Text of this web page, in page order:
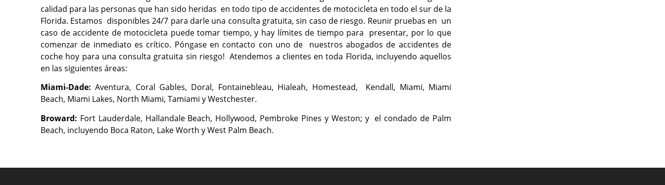
calidad para las personas que han sido heridas en todo tipo de accidentes de motocicleta en todo el sur de la
Florida. Estamos disponibles 24/7 para darle una consulta gratuita, sin caso de riesgo. Reunir pruebas en un
caso de accidente de motocicleta puede tomar tiempo, y hay límites de tiempo para presentar, por lo que
comenzar de inmediato es crítico. Póngase en contacto con uno de nuestros abogados de accidentes de
coche hoy para una consulta gratuita sin riesgo! Atendemos a clientes en toda Florida, incluyendo aquellos
en las siguientes áreas:
Miami-Dade: Aventura, Coral Gables, Doral, Fontainebleau, Hialeah, Homestead, Kendall, Miami, Miami
Beach, Miami Lakes, North Miami, Tamiami y Westchester.
Broward: Fort Lauderdale, Hallandale Beach, Hollywood, Pembroke Pines y Weston; y el condado de Palm
Beach, incluyendo Boca Raton, Lake Worth y West Palm Beach.